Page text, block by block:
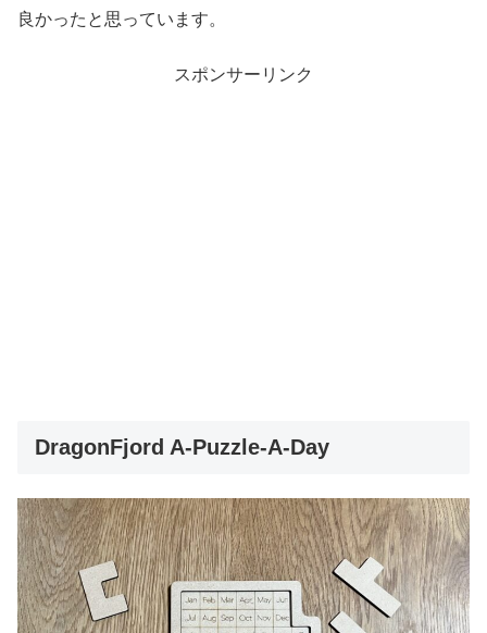
良かったと思っています。
スポンサーリンク
DragonFjord A-Puzzle-A-Day